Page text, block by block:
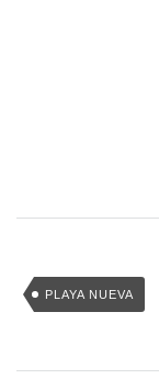
PLAYA NUEVA